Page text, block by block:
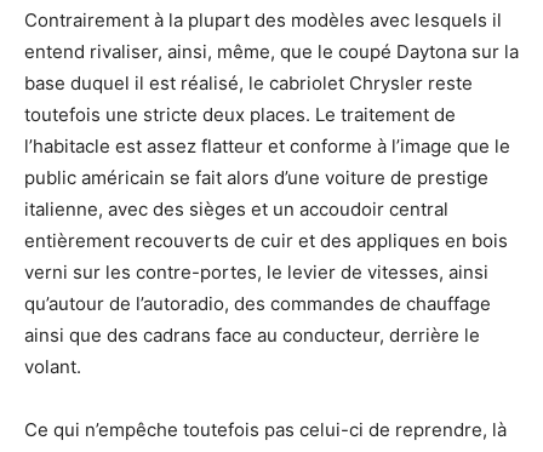
Contrairement à la plupart des modèles avec lesquels il
entend rivaliser, ainsi, même, que le coupé Daytona sur la
base duquel il est réalisé, le cabriolet Chrysler reste
toutefois une stricte deux places. Le traitement de
l’habitacle est assez flatteur et conforme à l’image que le
public américain se fait alors d’une voiture de prestige
italienne, avec des sièges et un accoudoir central
entièrement recouverts de cuir et des appliques en bois
verni sur les contre-portes, le levier de vitesses, ainsi
qu’autour de l’autoradio, des commandes de chauffage
ainsi que des cadrans face au conducteur, derrière le
volant.
Ce qui n’empêche toutefois pas celui-ci de reprendre, là